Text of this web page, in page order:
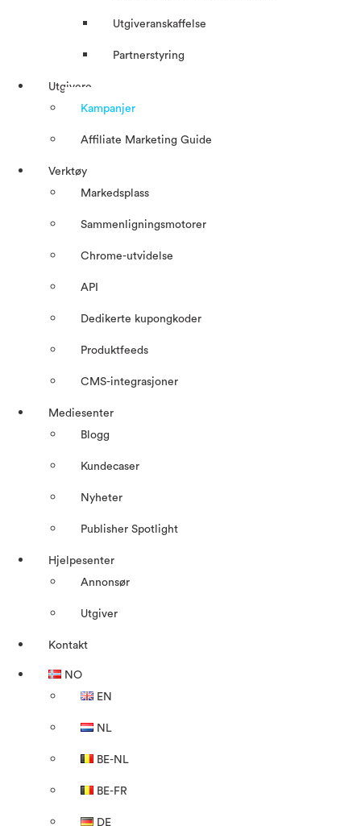
Utgiveranskaffelse
Partnerstyring
Utgivere
Kampanjer
Affiliate Marketing Guide
Verktøy
Markedsplass
Sammenligningsmotorer
Chrome-utvidelse
API
Dedikerte kupongkoder
Produktfeeds
CMS-integrasjoner
Mediesenter
Blogg
Kundecaser
Nyheter
Publisher Spotlight
Hjelpesenter
Annonsør
Utgiver
Kontakt
NO
EN
NL
BE-NL
BE-FR
DE